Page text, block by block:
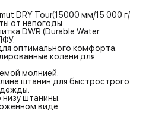
DRY Tour(15000 мм/15 000 г/
от непогоды
DWR (Durable Water
оптимального комфорта.
колени для
молнией.
штанин для быстрострого
низу штанины.
виде